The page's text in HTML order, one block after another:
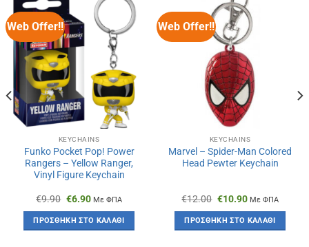
Web Offer!!
KEYCHAINS
Funko Pocket Pop! Power
Rangers – Yellow Ranger,
Vinyl Figure Keychain
€9.90 Original
was:
€9.90.
€6.90Η
τιμή
είναι:
€6.90.
Με ΦΠΑ
ΠΡΟΣΘΉΚΗ ΣΤΟ ΚΑΛΆΘΙ
Web Offer!!
KEYCHAINS
Marvel – Spider-Man Colored
Head Pewter Keychain
€12.00 Original
was:
€12.00.
€10.90Η
τιμή
είναι:
€10.90.
Με ΦΠΑ
ΠΡΟΣΘΉΚΗ ΣΤΟ ΚΑΛΆΘΙ